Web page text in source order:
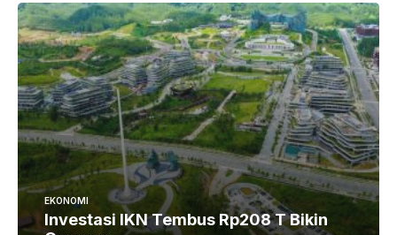
EKONOMI
Investasi IKN Tembus Rp208 T Bikin